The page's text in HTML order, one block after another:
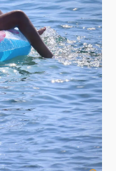
！抽獎程序複雜 觀
諒向法院聲請遭
預約開賣一度塞車
告成功 今重開羈